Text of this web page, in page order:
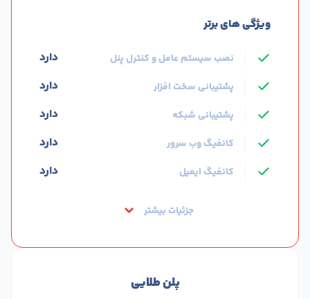
ویژگی های برتر
نصب سیستم عامل و کنترل پنل دارد
پشتیبانی سخت افزار دارد
پشتیبانی شبکه دارد
کانفیگ وب سرور دارد
کانفیگ ایمیل دارد
جزئیات بیشتر
پلن طلایی